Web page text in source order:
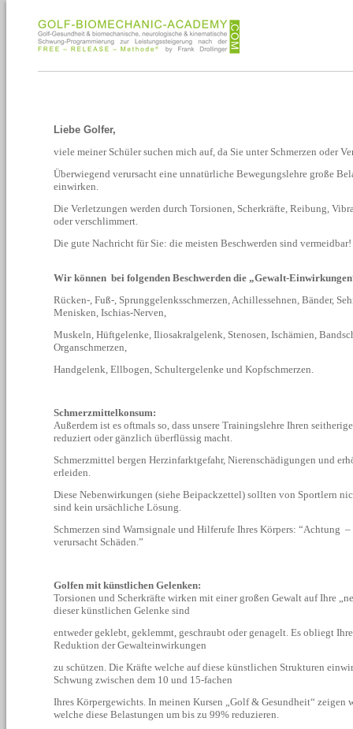
Liebe Golfer,
viele meiner Schüler suchen mich auf, da Sie unter Schmerzen oder
Überwiegend verursacht eine unnatürliche Bewegungslehre große
einwirken.
Die Verletzungen werden durch Torsionen, Scherkräfte, Reibung,
oder verschlimmert.
Die gute Nachricht für Sie: die meisten Beschwerden sind vermeidbar!
Wir können bei folgenden Beschwerden die „Gewalt-
Rücken-, Fuß-, Sprunggelenksschmerzen, Achillessehnen, Bänder,
Menisken, Ischias-Nerven,
Muskeln, Hüftgelenke, Iliosakralgelenk, Stenosen, Ischämien,
Organschmerzen,
Handgelenk, Ellbogen, Schultergelenke und Kopfschmerzen.
Schmerzmittelkonsum:
Außerdem ist es oftmals so, dass unsere Trainingslehre Ihren
reduziert oder gänzlich überflüssig macht.
Schmerzmittel bergen Herzinfarktgefahr, Nierenschädigungen und
erleiden.
Diese Nebenwirkungen (siehe Beipackzettel) sollten von Sportlern
sind kein ursächliche Lösung.
Schmerzen sind Warnsignale und Hilferufe Ihres Körpers: “Achtung
verursacht Schäden.”
Golfen mit künstlichen Gelenken:
Torsionen und Scherkräfte wirken mit einer großen Gewalt auf Ihre
dieser künstlichen Gelenke sind
entweder geklebt, geklemmt, geschraubt oder genagelt. Es obliegt
Reduktion der Gewalteinwirkungen
zu schützen. Die Kräfte welche auf diese künstlichen Strukturen
Schwung zwischen dem 10 und 15-fachen
Ihres Körpergewichts. In meinen Kursen „Golf & Gesundheit“
welche diese Belastungen um bis zu 99% reduzieren.